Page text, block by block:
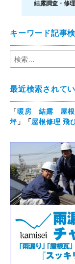
結露調査・修理
キーワード記事
最近検索されて
「暖房 結露 屋根
坪」「屋根修理 飛